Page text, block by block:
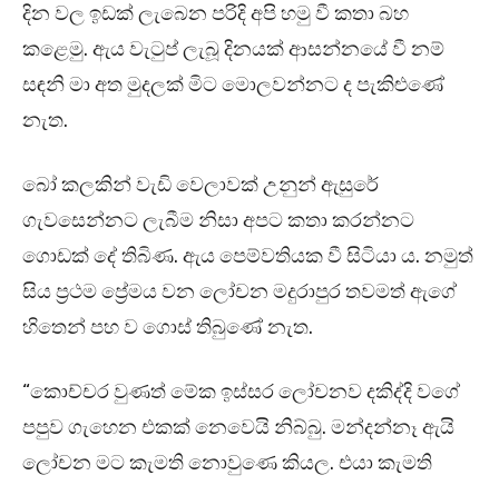
දින වල ඉඩක් ලැබෙන පරිදි අපි හමු වී කතා බහ
කළෙමු. ඇය වැටුප් ලැබූ දිනයක් ආසන්නයේ වී නම්
සඳනි මා අත මුදලක් මිට මොලවන්නට ද පැකිළුණේ
නැත.
බෝ කලකින් වැඩි වෙලාවක් උනුන් ඇසුරේ
ගැවසෙන්නට ලැබීම නිසා අපට කතා කරන්නට
ගොඩක් දේ තිබිණ. ඇය පෙම්වතියක වී සිටියා ය. නමුත්
සිය ප්‍රථම ප්‍රේමය වන ලෝචන මදුරාපුර තවමත් ඇගේ
හිතෙන් පහ ව ගොස් තිබුණේ නැත.
“කොච්චර වුණත් මේක ඉස්සර ලෝචනව දකිද්දි වගේ
පපුව ගැහෙන එකක් නෙවෙයි නිබ්බු. මන්දන්නෑ ඇයි
ලෝචන මට කැමති නොවුණෙ කියල. එයා කැමති